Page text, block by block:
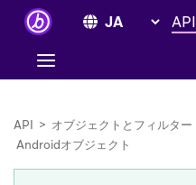
API
API > オブジェクトとフィルター
Androidオブジェクト